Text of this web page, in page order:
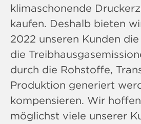
klimaschonende
kaufen. Deshalb bieten
2022 unseren Kunden
die
durch die Rohstoffe,
Produktion generiert
kompensieren. Wir
möglichst viele unserer